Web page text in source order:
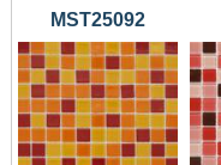
MST25092